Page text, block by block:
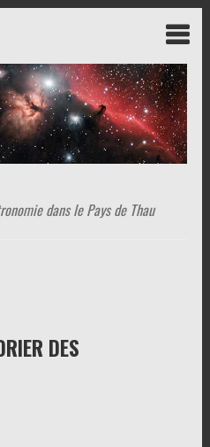
dans le Pays de Thau
DES